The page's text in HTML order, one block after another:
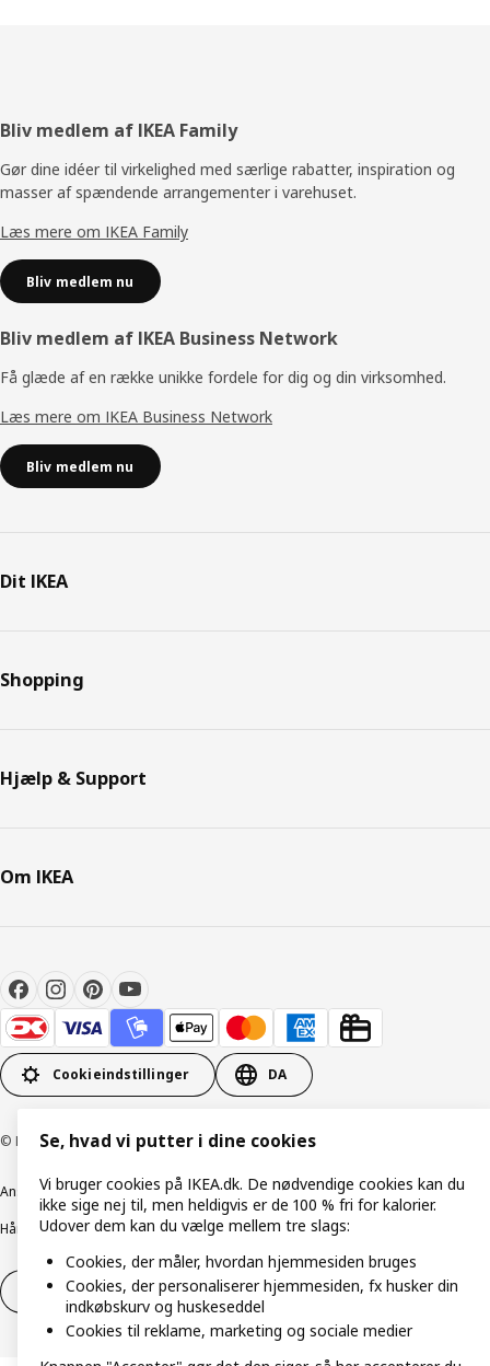
Footer
Bliv medlem af IKEA Family
Gør dine idéer til virkelighed med særlige rabatter, inspiration og
masser af spændende arrangementer i varehuset.
Læs mere om IKEA Family
Bliv medlem nu
Bliv medlem af IKEA Business Network
Få glæde af en række unikke fordele for dig og din virksomhed.
Læs mere om IKEA Business Network
Bliv medlem nu
Dit IKEA
Shopping
Hjælp & Support
Om IKEA
Cookieindstillinger DA
© Inter IKEA Systems B.V. 1999-2026
Ansvarlig rapporteringCookiepolitikDigital tilgængelighed
Håndtering af persondataSalgs- og leveringsbetingelser
Fortryd dit køb Fortryd dit køb af service
Se, hvad vi putter i dine cookies
Vi bruger cookies på IKEA.dk. De nødvendige cookies kan du
ikke sige nej til, men heldigvis er de 100 % fri for kalorier.
Udover dem kan du vælge mellem tre slags:
Cookies, der måler, hvordan hjemmesiden bruges
Cookies, der personaliserer hjemmesiden, fx husker din
indkøbskurv og huskeseddel
Cookies til reklame, marketing og sociale medier